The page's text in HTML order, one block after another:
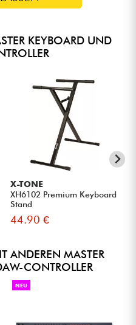
Steuerung einer Vielzahl von
und bietet ein
Vielseitigkeit.
MIDI-DIN-Ausgang und
der Launchkey 61 sowohl
auch im Studio eingesetzt
volle Flexibilität für Ihre
KEYBOARD UND
X-TONE
XH6102 Premium Keyboard
Stand
44.90 €
ANDEREN MASTER
CONTROLLER
NEU